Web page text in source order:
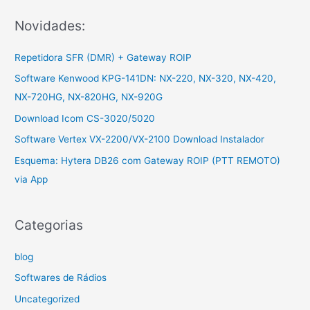
Novidades:
Repetidora SFR (DMR) + Gateway ROIP
Software Kenwood KPG-141DN: NX-220, NX-320, NX-420,
NX-720HG, NX-820HG, NX-920G
Download Icom CS-3020/5020
Software Vertex VX-2200/VX-2100 Download Instalador
Esquema: Hytera DB26 com Gateway ROIP (PTT REMOTO)
via App
Categorias
blog
Softwares de Rádios
Uncategorized